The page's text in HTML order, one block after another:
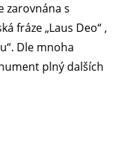
zarovnána s
fráze „Laus Deo“ ,
Dle mnoha
plný dalších